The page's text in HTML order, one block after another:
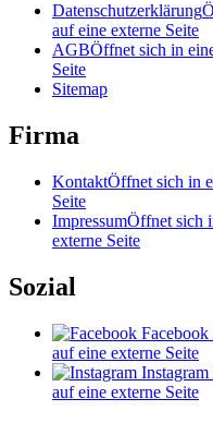
Datenschutzerklärung
auf eine externe Seite
AGBÖffnet sich in
Seite
Sitemap
Firma
KontaktÖffnet sich in
Seite
ImpressumÖffnet sich
externe Seite
Sozial
Facebook
auf eine externe Seite
Instagram
auf eine externe Seite